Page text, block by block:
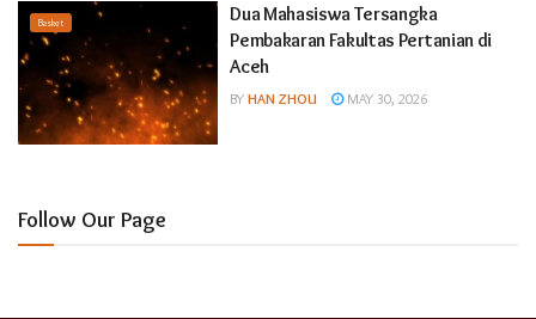
Basket
Dua Mahasiswa Tersangka
Pembakaran Fakultas Pertanian di
Aceh
BY HAN ZHOU MAY 30, 2026
Follow Our Page